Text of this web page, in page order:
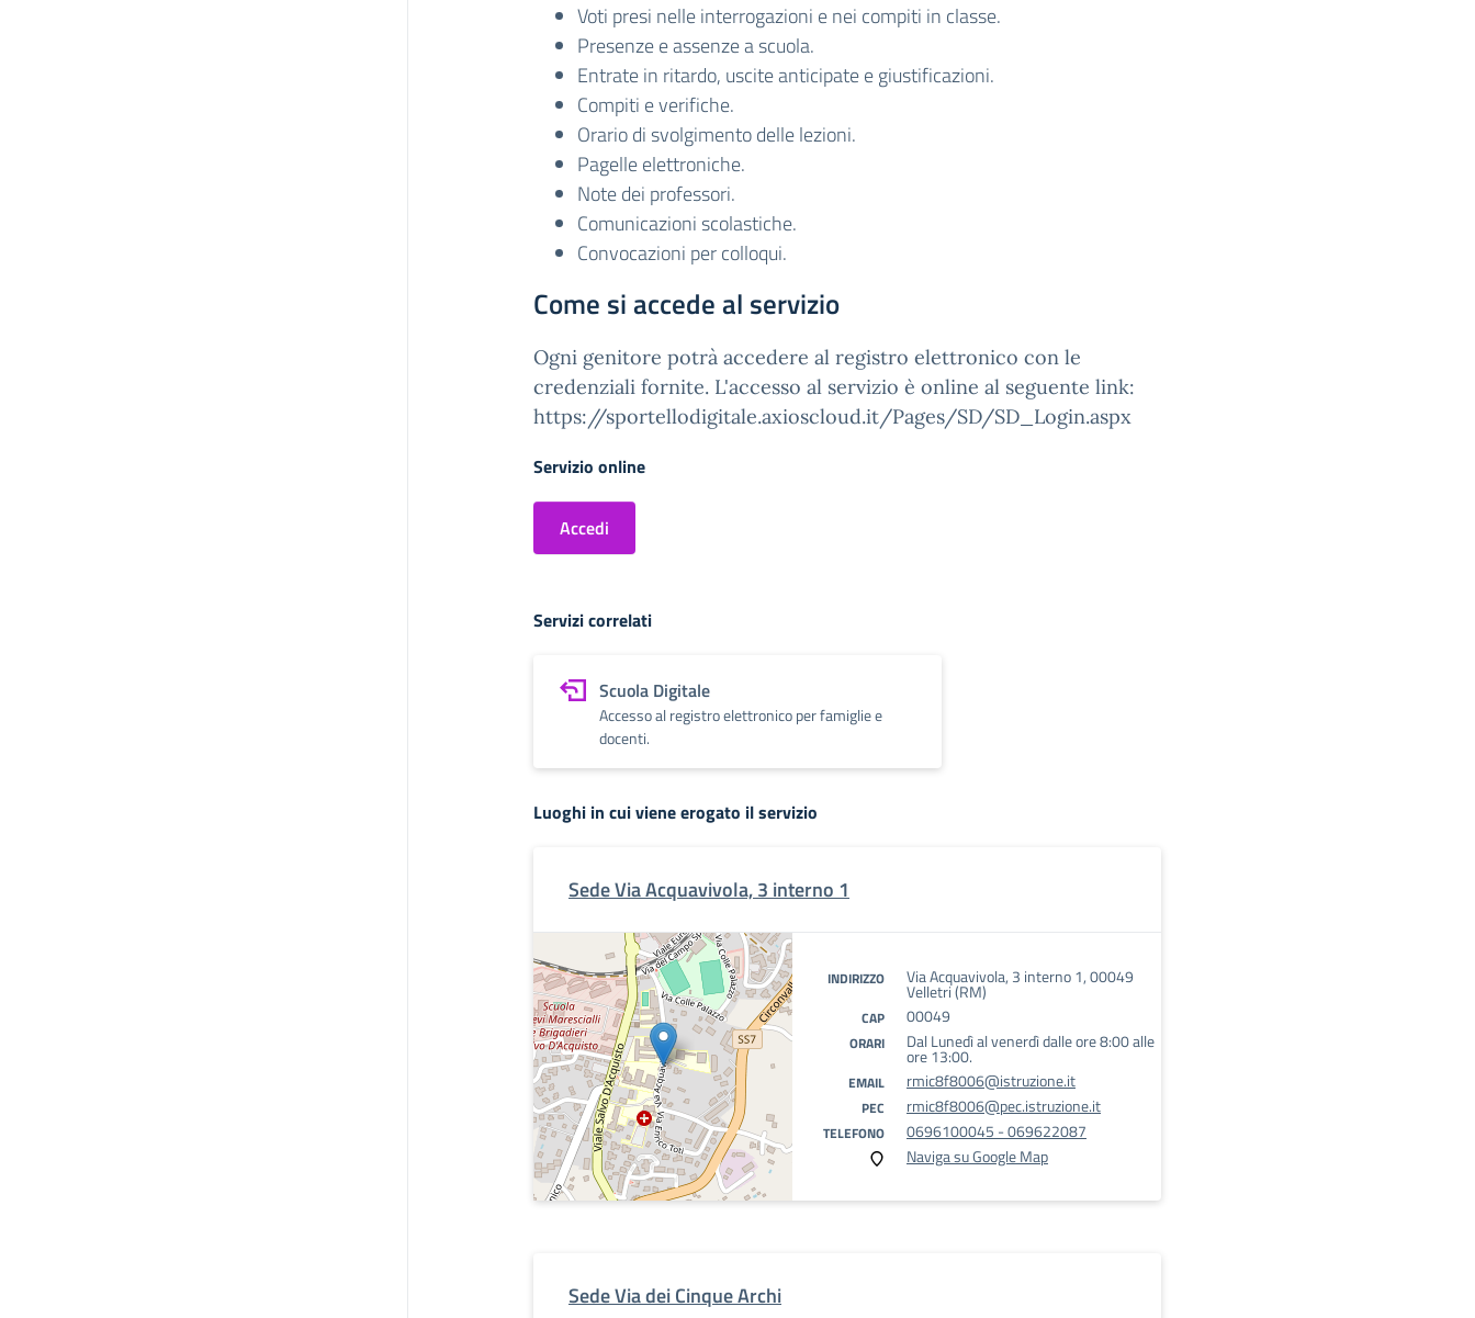
Voti presi nelle interrogazioni e nei compiti in classe.
Presenze e assenze a scuola.
Entrate in ritardo, uscite anticipate e giustificazioni.
Compiti e verifiche.
Orario di svolgimento delle lezioni.
Pagelle elettroniche.
Note dei professori.
Comunicazioni scolastiche.
Convocazioni per colloqui.
Come si accede al servizio
Ogni genitore potrà accedere al registro elettronico con le
credenziali fornite. L'accesso al servizio è online al seguente link:
https://sportellodigitale.axioscloud.it/Pages/SD/SD_Login.aspx
Servizio online
Accedi
Servizi correlati
Scuola Digitale
Accesso al registro elettronico per famiglie e
docenti.
Luoghi in cui viene erogato il servizio
Sede Via Acquavivola, 3 interno 1
INDIRIZZO Via Acquavivola, 3 interno 1, 00049
Velletri (RM)
CAP 00049
ORARI Dal Lunedì al venerdì dalle ore 8:00 alle
ore 13:00.
EMAIL rmic8f8006@istruzione.it
PEC rmic8f8006@pec.istruzione.it
TELEFONO
0696100045 - 069622087
Naviga su Google Map
Sede Via dei Cinque Archi